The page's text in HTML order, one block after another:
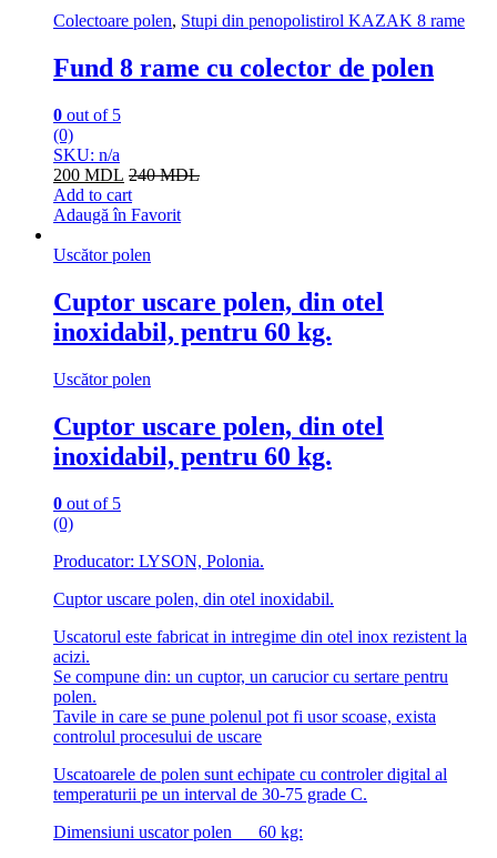
Colectoare polen, Stupi din penopolistirol KAZAK 8 rame
Fund 8 rame cu colector de polen
0 out of 5
(0)
SKU: n/a
200 MDL 240MDL
Add to cart
Adaugă în Favorit
Uscător polen
Cuptor uscare polen, din otel
inoxidabil, pentru 60 kg.
Uscător polen
Cuptor uscare polen, din otel
inoxidabil, pentru 60 kg.
0 out of 5
(0)
Producator: LYSON, Polonia.
Cuptor uscare polen, din otel inoxidabil.
Uscatorul este fabricat in intregime din otel inox rezistent la
acizi.
Se compune din: un cuptor, un carucior cu sertare pentru
polen.
Tavile in care se pune polenul pot fi usor scoase, exista
controlul procesului de uscare
Uscatoarele de polen sunt echipate cu controler digital al
temperaturii pe un interval de 30-75 grade C.
Dimensiuni uscator polen 60 kg: